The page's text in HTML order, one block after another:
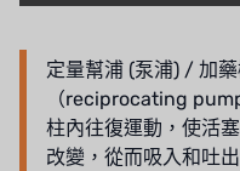
ETATRON
WAVE CYBER
定量幫浦 (泵浦) / 加
（reciprocating
柱內往復運動，使活
改變，從而吸入和吐